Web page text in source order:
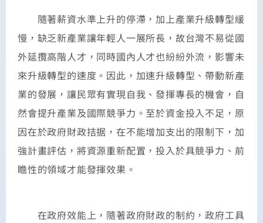
隨著薪資水準上升的停滯，加上產業升級轉型緩
慢，缺乏新產業讓年輕人一展所長，故台灣不易從國
外延攬高階人才，同時國內人才也紛紛外流，影響未
來升級轉型的速度。因此，加速升級轉型、帶動新產
業的發展，讓民眾有實現自我、發揮專長的機會，自
然會提升產業及國際競爭力。至於資金投入不足，原
因在於政府財政拮据，在不能增加支出的限制下，加
強計畫評估，將資源重新配置，投入於具競爭力、前
瞻性的領域才能發揮效果。
在政府效能上，隨著政府財政的制約，政府工具